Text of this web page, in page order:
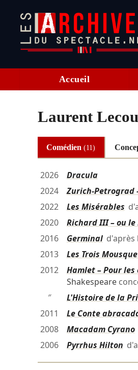
Accueil
Laurent
Comédien(11)
2026
Dracula
2024
Zurich-Petrograd
2022
Les Misérables
2020
Richard III – ou le
2016
Germinald'après
2013
Les Trois
2012
Hamlet – Pour
Shakespeare
″
L'Histoire de la
2011
Le Conte
2008
Macadam Cyrano
2006
Pyrrhus Hilton